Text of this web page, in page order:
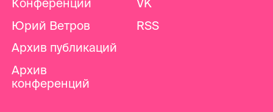
Конференции
Юрий Ветров
Архив публикаций
Архив
конференций
VK
RSS